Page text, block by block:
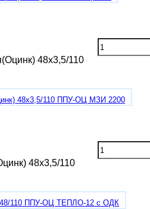
48х3,5/110
48х3,5/110